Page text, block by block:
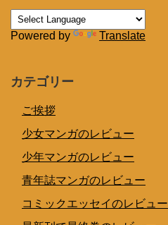
Powered by Translate
カテゴリー
ご挨拶
少女マンガのレビュー
少年マンガのレビュー
青年誌マンガのレビュー
コミックエッセイのレビュー